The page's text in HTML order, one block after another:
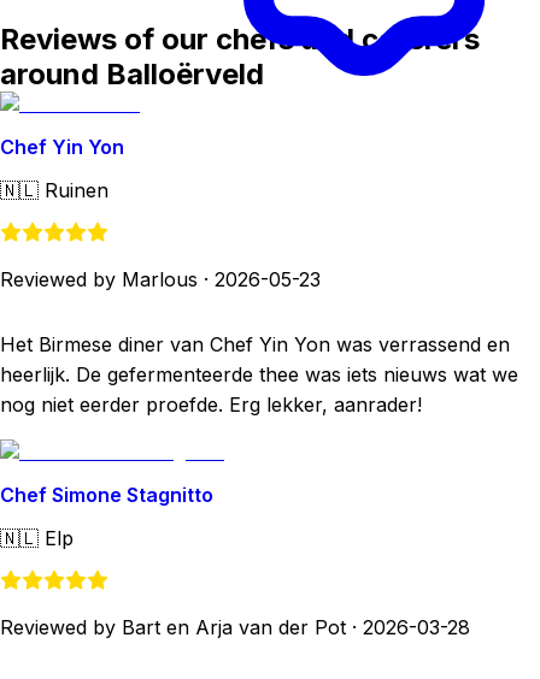
Reviews of our chefs and caterers
around Balloërveld
Chef Yin Yon
🇳🇱 Ruinen
Reviewed by Marlous · 2026-05-23
Het Birmese diner van Chef Yin Yon was verrassend en
heerlijk. De gefermenteerde thee was iets nieuws wat we
nog niet eerder proefde. Erg lekker, aanrader!
Chef Simone Stagnitto
🇳🇱 Elp
Reviewed by Bart en Arja van der Pot · 2026-03-28